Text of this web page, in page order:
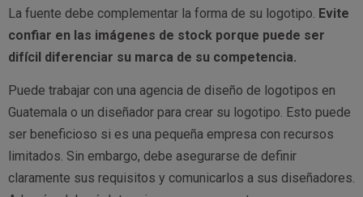
La fuente debe complementar la forma de su logotipo. Evite
confiar en las imágenes de stock porque puede ser
difícil diferenciar su marca de su competencia.
Puede trabajar con una agencia de diseño de logotipos en
Guatemala o un diseñador para crear su logotipo. Esto puede
ser beneficioso si es una pequeña empresa con recursos
limitados. Sin embargo, debe asegurarse de definir
claramente sus requisitos y comunicarlos a sus diseñadores.